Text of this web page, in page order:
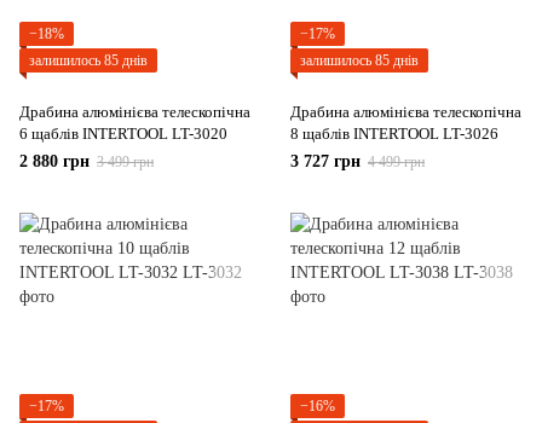
−18%
залишилось 85 днів
Драбина алюмінієва телескопічна
6 щаблів INTERTOOL LT-3020
2 880 грн 3 499 грн
−17%
залишилось 85 днів
Драбина алюмінієва телескопічна
8 щаблів INTERTOOL LT-3026
3 727 грн 4 499 грн
−17%
−16%